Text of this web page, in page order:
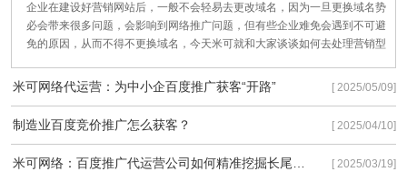
企业在建设好营销网站后，一般不会轻易去更改域名，因为一旦更换域名势
必会带来很多问题，会影响到网络推广问题，但有些企业难免会遇到不可避
免的原因，从而不得不更换域名，今天米可就和大家谈谈如何去处理营销型
米可网络代运营：为中小企百度推广获客“开路” [ 2025/05/09]
制造业百度竞价推广怎么获客？ [ 2025/04/10]
[ 2025/03/19]